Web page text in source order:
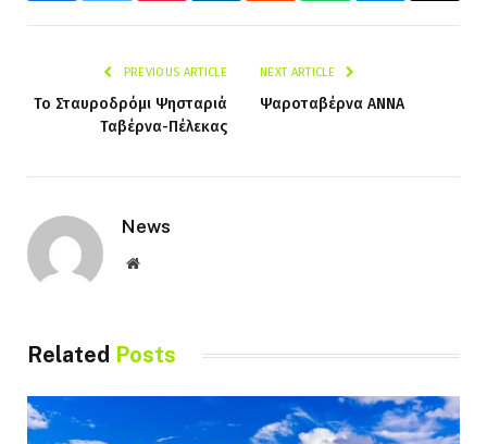
PREVIOUS ARTICLE
Το Σταυροδρόμι Ψησταριά
Ταβέρνα-Πέλεκας
NEXT ARTICLE
Ψαροταβέρνα ΑΝΝΑ
News
Website
Related Posts